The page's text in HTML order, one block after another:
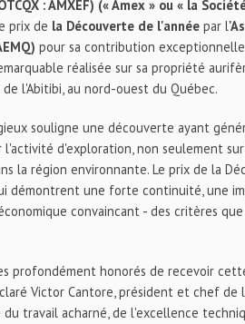
: AMXEF) (« Amex » ou « la
prix de la Découverte de l'annéepar l
pour sa contribution
réalisée sur sa propriété
l'Abitibi, au nord-ouest du Québec.
souligne une découverte ayant
l'activité d'exploration, non seulement
la région environnante. Le prix de la
démontrent une forte continuité, une
convaincant - des critères
profondément honorés de recevoir
Victor Cantore, président et chef de
travail acharné, de l'excellence